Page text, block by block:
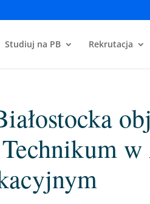
Studiuj na PB Rekrutacja